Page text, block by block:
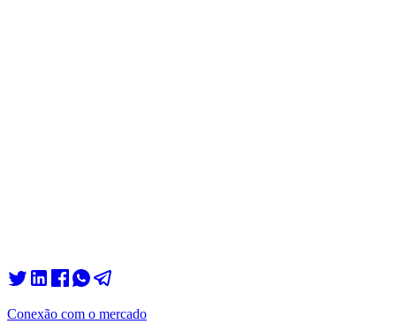
Conexão com o mercado